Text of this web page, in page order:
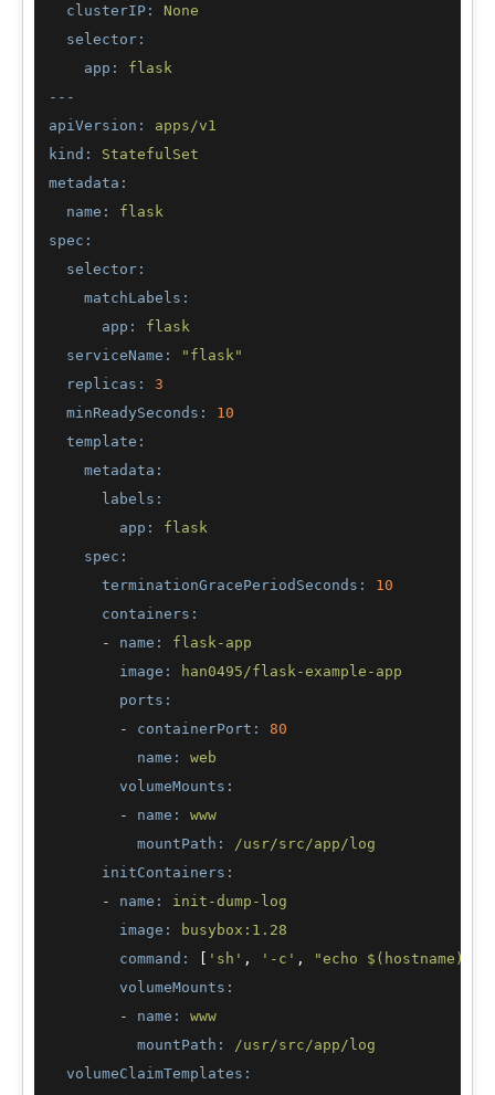
clusterIP:
None
selector:
app:
flask
---
apiVersion:
apps/v1
kind:
StatefulSet
metadata:
name:
flask
spec:
selector:
matchLabels:
app:
flask
serviceName:
"flask"
replicas:
3
minReadySeconds:
10
template:
metadata:
labels:
app:
flask
spec:
terminationGracePeriodSeconds:
10
containers:
-
name:
flask-app
image:
han0495/flask-example-app
ports:
-
containerPort:
80
name:
web
volumeMounts:
-
name:
www
mountPath:
/usr/src/app/log
initContainers:
-
name:
init-dump-log
image:
busybox:1.28
command:
[ 'sh' , '-c' ,
"echo $(hostname)-
volumeMounts:
-
name:
www
mountPath:
/usr/src/app/log
volumeClaimTemplates: